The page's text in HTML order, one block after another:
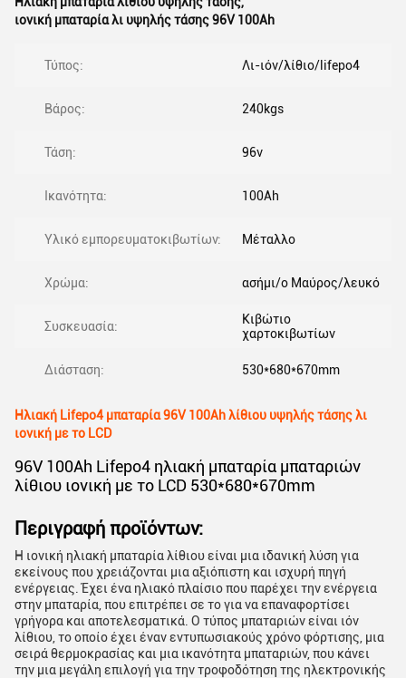
ιονική μπαταρία λι υψηλής τάσης 96V 100Ah
Τύπος: Λι-ιόν/λίθιο/lifepo4
Βάρος: 240kgs
Τάση: 96v
Ικανότητα: 100Ah
Υλικό εμπορευματοκιβωτίων: Μέταλλο
Χρώμα: ασήμι/ο Μαύρος/λευκό
Συσκευασία:
Κιβώτιο
χαρτοκιβωτίων
Διάσταση: 530*680*670mm
Ηλιακή Lifepo4 μπαταρία 96V 100Ah λίθιου υψηλής τάσης λι
ιονική με το LCD
96V 100Ah Lifepo4 ηλιακή μπαταρία μπαταριών
λίθιου ιονική με το LCD 530*680*670mm
Περιγραφή προϊόντων:
Η ιονική ηλιακή μπαταρία λίθιου είναι μια ιδανική λύση για
εκείνους που χρειάζονται μια αξιόπιστη και ισχυρή πηγή
ενέργειας. Έχει ένα ηλιακό πλαίσιο που παρέχει την ενέργεια
στην μπαταρία, που επιτρέπει σε το για να επαναφορτίσει
γρήγορα και αποτελεσματικά. Ο τύπος μπαταριών είναι ιόν
λίθιου, το οποίο έχει έναν εντυπωσιακούς χρόνο φόρτισης, μια
σειρά θερμοκρασίας και μια ικανότητα μπαταριών, που κάνει
την μια μεγάλη επιλογή για την τροφοδότηση της ηλεκτρονικής